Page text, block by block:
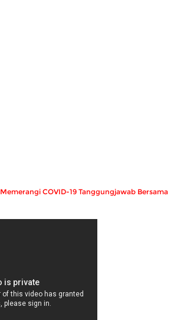
Memerangi COVID-19 Tanggungjawab Bersama